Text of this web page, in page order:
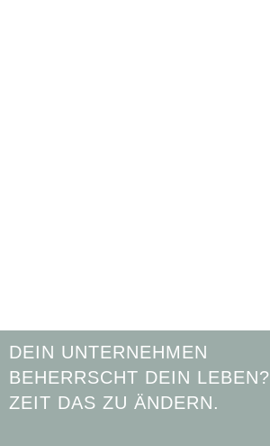
DEIN UNTERNEHMEN
BEHERRSCHT DEIN LEBEN?
ZEIT DAS ZU ÄNDERN.